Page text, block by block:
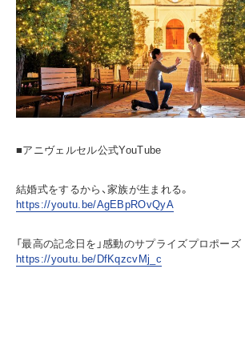
■アニヴェルセル公式YouTube
結婚式をするから、家族が生まれる。
https://youtu.be/AgEBpROvQyA
「最高の記念日を」感動のサプライズプロポーズ
https://youtu.be/DfKqzcvMj_c